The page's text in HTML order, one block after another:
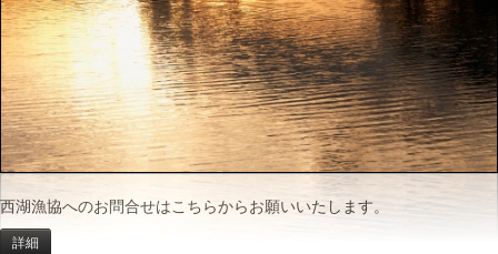
西湖漁協へのお問合せはこちらからお願いいたします。
詳細